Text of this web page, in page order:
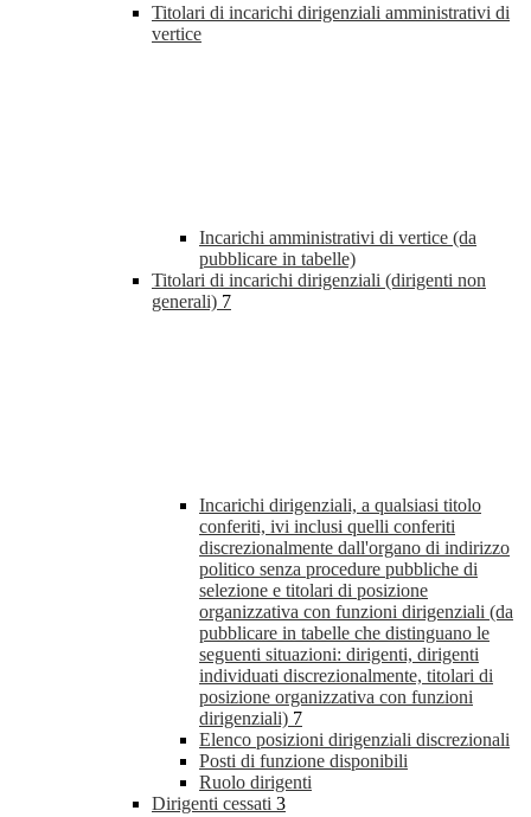
Titolari di incarichi dirigenziali amministrativi di
vertice
Incarichi amministrativi di vertice (da
pubblicare in tabelle)
Titolari di incarichi dirigenziali (dirigenti non
generali) 7
Incarichi dirigenziali, a qualsiasi titolo
conferiti, ivi inclusi quelli conferiti
discrezionalmente dall'organo di indirizzo
politico senza procedure pubbliche di
selezione e titolari di posizione
organizzativa con funzioni dirigenziali (da
pubblicare in tabelle che distinguano le
seguenti situazioni: dirigenti, dirigenti
individuati discrezionalmente, titolari di
posizione organizzativa con funzioni
dirigenziali) 7
Elenco posizioni dirigenziali discrezionali
Posti di funzione disponibili
Ruolo dirigenti
Dirigenti cessati 3